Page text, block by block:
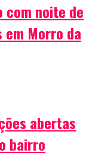
com noite de
Morro da
abertas
bairro